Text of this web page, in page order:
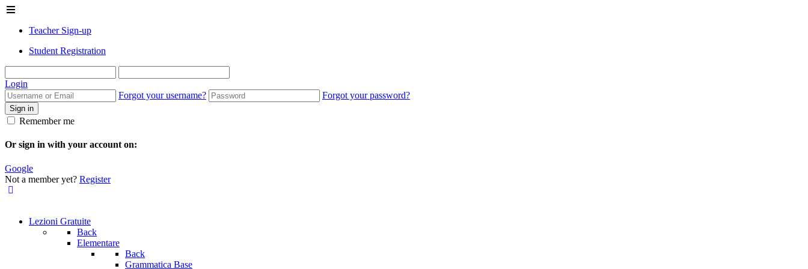
Teacher Sign-up
Student Registration
Login
Forgot your username?
Forgot your password?
Sign in
Remember me
Or sign in with your account on:
Google
Not a member yet? Register
Lezioni Gratuite
Back
Elementare
Back
Grammatica Base